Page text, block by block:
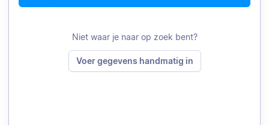
Niet waar je naar op zoek bent?
Voer gegevens handmatig in